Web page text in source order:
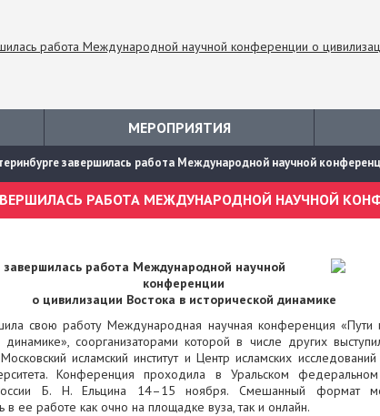
МЕРОПРИЯТИЯ
завершилась работа Международной научной
завершилась работа Международной научной
конференции
о цивилизации Востока в исторической динамике
свою работу Международная научная конференция «Пути
динамике», соорганизаторами которой в числе других
исламский институт и Центр исламских исследований
Конференция проходила в Уральском
Б. Н. Ельцина 14–15 ноября. Смешанный формат
в ее работе как очно на площадке вуза, так и онлайн.